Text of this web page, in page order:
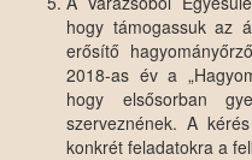
hogy támogassuk az
erősítő
2018-as év a
hogy elsősorban
szerveznének. A
konkrét feladatokra a